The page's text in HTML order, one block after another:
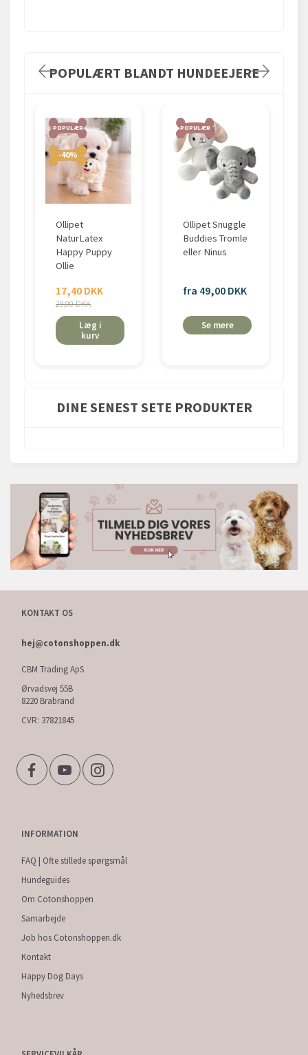
POPULÆRT BLANDT HUNDEEJERE
POPULÆR
-40%
Ollipet
NaturLatex
Happy Puppy
Ollie
17,40 DKK
29,00 DKK
Læg i
kurv
POPULÆR
Ollipet Snuggle
Buddies Tromle
eller Ninus
fra 49,00 DKK
Se mere
DINE SENEST SETE PRODUKTER
KONTAKT OS
hej@cotonshoppen.dk
CBM Trading ApS
Ørvadsvej 55B
8220 Brabrand
CVR: 37821845
INFORMATION
FAQ | Ofte stillede spørgsmål
Hundeguides
Om Cotonshoppen
Samarbejde
Job hos Cotonshoppen.dk
Kontakt
Happy Dog Days
Nyhedsbrev